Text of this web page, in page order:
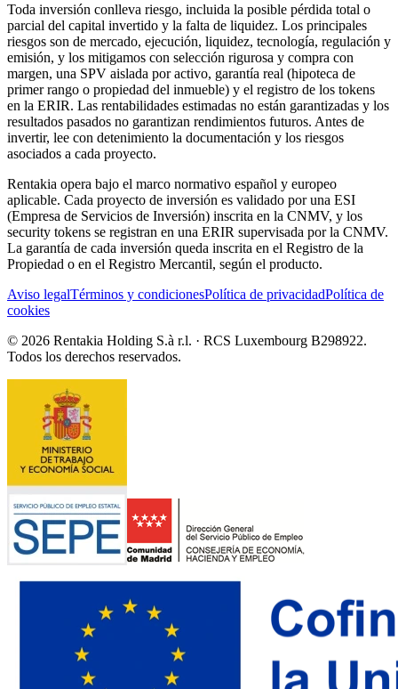
Toda inversión conlleva riesgo, incluida la posible pérdida total o
parcial del capital invertido y la falta de liquidez. Los principales
riesgos son de mercado, ejecución, liquidez, tecnología, regulación y
emisión, y los mitigamos con selección rigurosa y compra con
margen, una SPV aislada por activo, garantía real (hipoteca de
primer rango o propiedad del inmueble) y el registro de los tokens
en la ERIR. Las rentabilidades estimadas no están garantizadas y los
resultados pasados no garantizan rendimientos futuros. Antes de
invertir, lee con detenimiento la documentación y los riesgos
asociados a cada proyecto.
Rentakia opera bajo el marco normativo español y europeo
aplicable. Cada proyecto de inversión es validado por una ESI
(Empresa de Servicios de Inversión) inscrita en la CNMV, y los
security tokens se registran en una ERIR supervisada por la CNMV.
La garantía de cada inversión queda inscrita en el Registro de la
Propiedad o en el Registro Mercantil, según el producto.
Aviso legalTérminos y condicionesPolítica de privacidadPolítica de
cookies
© 2026 Rentakia Holding S.à r.l. · RCS Luxembourg B298922.
Todos los derechos reservados.